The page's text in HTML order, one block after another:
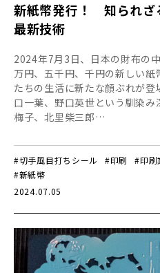
新紙幣発行！ 知られざ
最新技術
2024年7月3日、日本の財布の
万円、五千円、千円の新しい
たちの生活に新たな顔ぶれが
口一葉、野口英世という馴染
梅子、北里柴三郎…
#切手風目打ちシール #印刷 #印刷
#新紙幣
2024.07.05